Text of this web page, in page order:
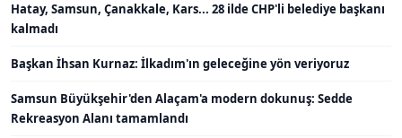
Hatay, Samsun, Çanakkale, Kars... 28 ilde CHP'li belediye başkanı
kalmadı
Başkan İhsan Kurnaz: İlkadım'ın geleceğine yön veriyoruz
Samsun Büyükşehir'den Alaçam'a modern dokunuş: Sedde
Rekreasyon Alanı tamamlandı